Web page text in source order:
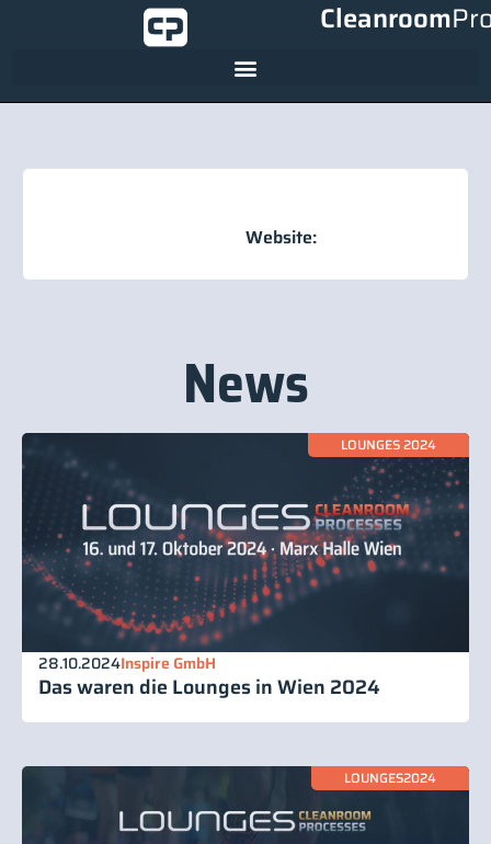
Cleanroom
Website:
News
LOUNGES 2024
28.10.2024Inspire GmbH
Das waren die Lounges in Wien 2024
LOUNGES2024